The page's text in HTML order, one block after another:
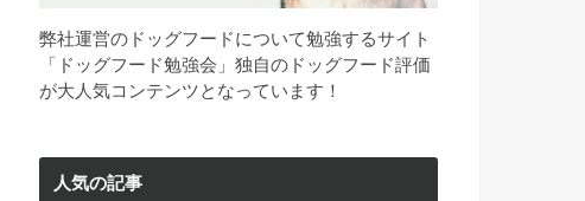
弊社運営のドッグフードについて勉強するサイト
「ドッグフード勉強会」独自のドッグフード評価
が大人気コンテンツとなっています！
人気の記事